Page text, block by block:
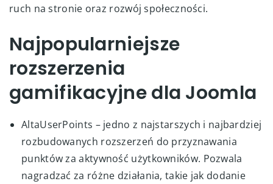
ruch na stronie oraz rozwój społeczności.
Najpopularniejsze
rozszerzenia
gamifikacyjne dla Joomla
AltaUserPoints – jedno z najstarszych i najbardziej
rozbudowanych rozszerzeń do przyznawania
punktów za aktywność użytkowników. Pozwala
nagradzać za różne działania, takie jak dodanie